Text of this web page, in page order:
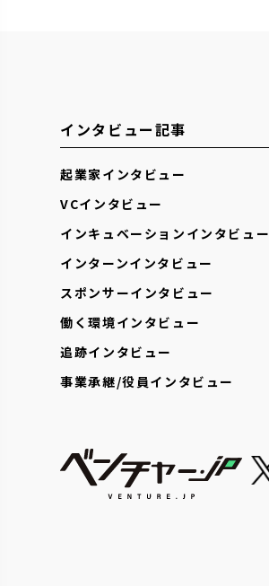
インタビュー記事
起業家インタビュー
VCインタビュー
インキュベーションインタビュー
インターンインタビュー
スポンサーインタビュー
働く環境インタビュー
追跡インタビュー
事業承継/役員インタビュー